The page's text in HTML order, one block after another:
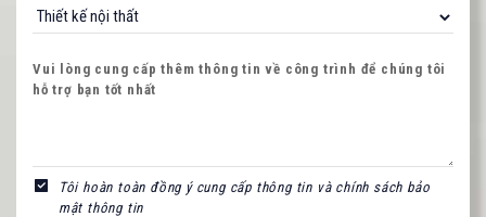
Vui lòng cung cấp thêm thông tin về công trình để chúng tôi
hỗ trợ bạn tốt nhất
Tôi hoàn toàn đồng ý cung cấp thông tin và chính sách bảo
mật thông tin
Hình ảnh mới